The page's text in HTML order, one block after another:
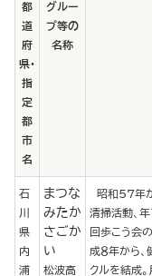
都
道
府
県・
指
定
都
市
名
グルー
プ等の
名称
石
川
県
内
浦
まつな
みたか
さごか
い
松波高
昭和57年か
清掃活動、
回歩こう会
成８年から
クルを結成